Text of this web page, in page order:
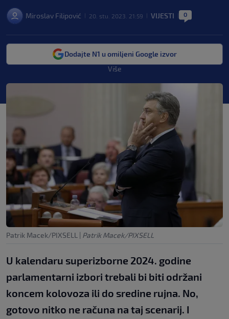
Miroslav Filipović 20. stu. 2023. 21:59 VIJESTI 0
Dodajte N1 u omiljeni Google izvor
Više
Patrik Macek/PIXSELL | Patrik Macek/PIXSELL
U kalendaru superizborne 2024. godine
parlamentarni izbori trebali bi biti održani
koncem kolovoza ili do sredine rujna. No,
gotovo nitko ne računa na taj scenarij. I